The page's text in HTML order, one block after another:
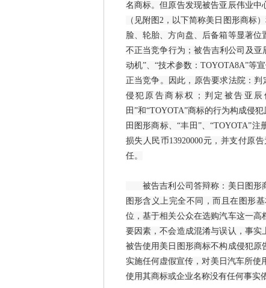
名商标。但原告发现被告亚辰伟业
（见附图2，以下简称美日图形商标
脸、轮胎、方向盘、后备箱等显著
不正当竞争行为；被告吉利公司及
动机”、“技术参数：TOYOTA8A”等
正当竞争。因此，原告要求法院：
侵犯原告商标权；判定被告亚
田”和“TOYOTA”商标的行为构成侵
田图形商标、“丰田”、“TOYOTA”
损失人民币13920000元，并支付原
任。
被告吉利公司答辩称：美日图形商
图形含义上完全不同，而且在图形
位，基于相关公众在选购汽车这一
要因素，不会造成混淆与误认，事实
被告使用美日图形商标不构成侵犯
实施任何虚假宣传，对美日汽车所
使用其商标或企业名称没有任何事实